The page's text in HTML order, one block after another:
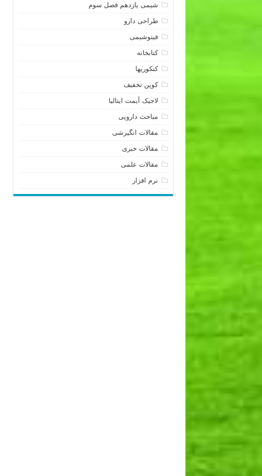
شیمی یازدهم فصل سوم
طراحی دارو
فیتوشیمی
کتابخانه
کنکوریها
کوپن تخفیف
لاجیک آیمت ایتالیا
مباحث دارویی
مقالات انگیزشی
مقالات خبری
مقالات علمی
نرم افزار